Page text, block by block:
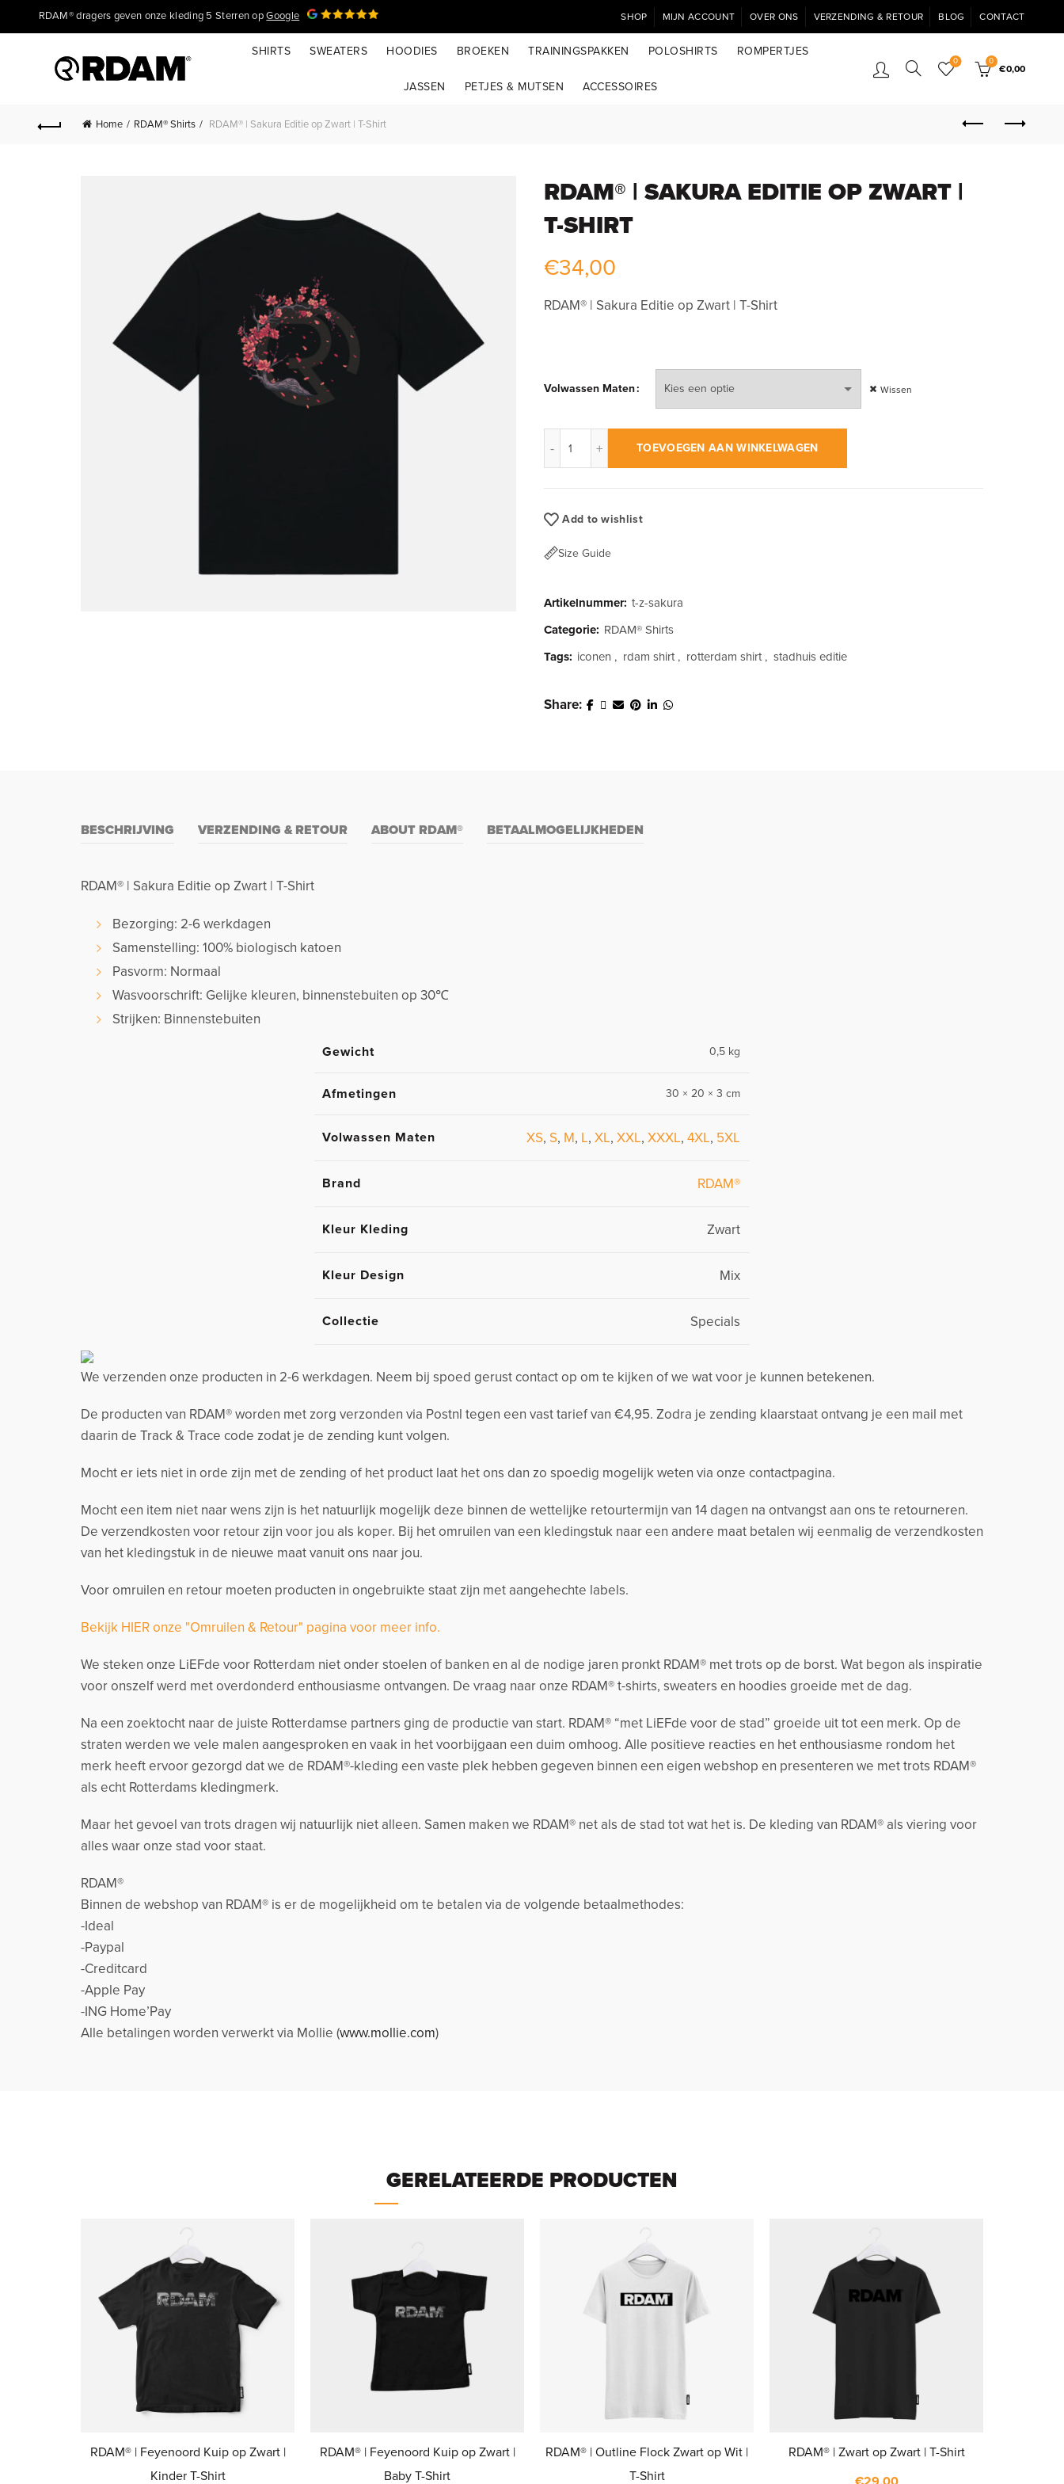
RDAM® dragers geven onze kleding 5 Sterren opGoogle SHOP MIJN ACCOUNT OVER ONS VERZENDING & RETOUR BLOG CONTACT
SHIRTS SWEATERS HOODIES BROEKEN TRAININGSPAKKEN POLOSHIRTS ROMPERTJES
JASSEN PETJES & MUTSEN ACCESSOIRES
0 0
€0,00
Home RDAM® Shirts RDAM® | Sakura Editie op Zwart | T-Shirt
RDAM® | SAKURA EDITIE OP ZWART |
T-SHIRT
€34,00
RDAM® | Sakura Editie op Zwart | T-Shirt
Volwassen Maten Wissen
TOEVOEGEN AAN WINKELWAGEN
Add to wishlist
Size Guide
Artikelnummer: t-z-sakura
Categorie: RDAM® Shirts
Tags: iconen , rdam shirt , rotterdam shirt , stadhuis editie
Share
BESCHRIJVING VERZENDING & RETOUR ABOUT RDAM® BETAALMOGELIJKHEDEN
RDAM® | Sakura Editie op Zwart | T-Shirt
Bezorging: 2-6 werkdagen
Samenstelling: 100% biologisch katoen
Pasvorm: Normaal
Wasvoorschrift: Gelijke kleuren, binnenstebuiten op 30℃
Strijken: Binnenstebuiten
Gewicht 0,5 kg
Afmetingen 30 × 20 × 3 cm
Volwassen Maten XS, S, M, L, XL, XXL, XXXL, 4XL, 5XL
Brand RDAM®
Kleur Kleding Zwart
Kleur Design Mix
Collectie Specials
We verzenden onze producten in 2-6 werkdagen. Neem bij spoed gerust contact op om te kijken of we wat voor je kunnen betekenen.
De producten van RDAM® worden met zorg verzonden via Postnl tegen een vast tarief van €4,95. Zodra je zending klaarstaat ontvang je een mail met
daarin de Track & Trace code zodat je de zending kunt volgen.
Mocht er iets niet in orde zijn met de zending of het product laat het ons dan zo spoedig mogelijk weten via onze contactpagina.
Mocht een item niet naar wens zijn is het natuurlijk mogelijk deze binnen de wettelijke retourtermijn van 14 dagen na ontvangst aan ons te retourneren.
De verzendkosten voor retour zijn voor jou als koper. Bij het omruilen van een kledingstuk naar een andere maat betalen wij eenmalig de verzendkosten
van het kledingstuk in de nieuwe maat vanuit ons naar jou.
Voor omruilen en retour moeten producten in ongebruikte staat zijn met aangehechte labels.
Bekijk HIER onze "Omruilen & Retour" pagina voor meer info.
We steken onze LiEFde voor Rotterdam niet onder stoelen of banken en al de nodige jaren pronkt RDAM® met trots op de borst. Wat begon als inspiratie
voor onszelf werd met overdonderd enthousiasme ontvangen. De vraag naar onze RDAM® t-shirts, sweaters en hoodies groeide met de dag.
Na een zoektocht naar de juiste Rotterdamse partners ging de productie van start. RDAM® “met LiEFde voor de stad” groeide uit tot een merk. Op de
straten werden we vele malen aangesproken en vaak in het voorbijgaan een duim omhoog. Alle positieve reacties en het enthousiasme rondom het
merk heeft ervoor gezorgd dat we de RDAM®-kleding een vaste plek hebben gegeven binnen een eigen webshop en presenteren we met trots RDAM®
als echt Rotterdams kledingmerk.
Maar het gevoel van trots dragen wij natuurlijk niet alleen. Samen maken we RDAM® net als de stad tot wat het is. De kleding van RDAM® als viering voor
alles waar onze stad voor staat.
RDAM®
Binnen de webshop van RDAM® is er de mogelijkheid om te betalen via de volgende betaalmethodes:
-Ideal
-Paypal
-Creditcard
-Apple Pay
-ING Home’Pay
Alle betalingen worden verwerkt via Mollie (www.mollie.com)
GERELATEERDE PRODUCTEN
RDAM® | Feyenoord Kuip op Zwart |
Kinder T-Shirt
RDAM® | Feyenoord Kuip op Zwart |
Baby T-Shirt
RDAM® | Outline Flock Zwart op Wit |
T-Shirt
RDAM® | Zwart op Zwart | T-Shirt